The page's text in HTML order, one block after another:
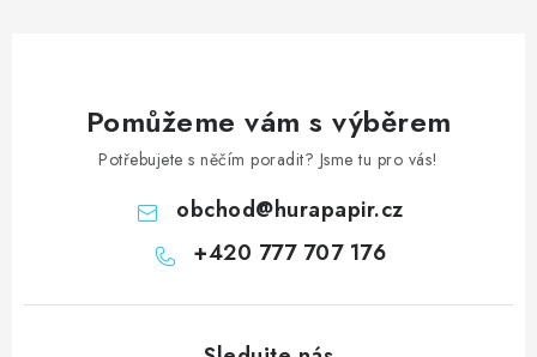
Pomůžeme vám s výběrem
Potřebujete s něčím poradit? Jsme tu pro vás!
obchod@hurapapir.cz
+420 777 707 176